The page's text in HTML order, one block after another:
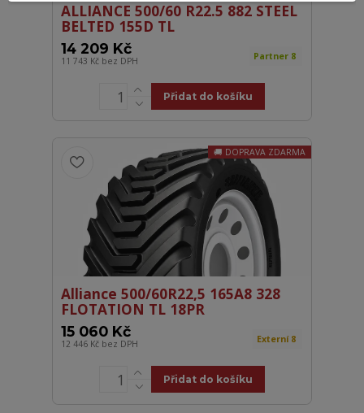
ALLIANCE 500/60 R22.5 882 STEEL
BELTED 155D TL
14 209 Kč
11 743 Kč bez DPH Partner 8
Přidat do košíku
DOPRAVA ZDARMA
Alliance 500/60R22,5 165A8 328
FLOTATION TL 18PR
15 060 Kč
12 446 Kč bez DPH Externí 8
Přidat do košíku